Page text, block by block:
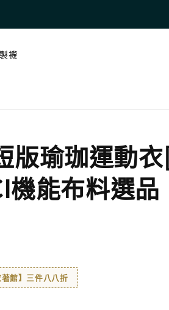
襪
版瑜珈運動
機能布料選品
著館】三件八八折